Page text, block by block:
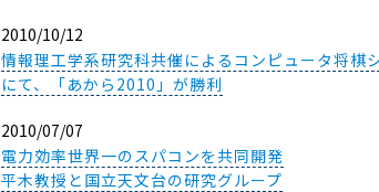
2010/10/12
情報理工学系研究科共催によるコンピュータ将
にて、「あから2010」が勝利
2010/07/07
電力効率世界一のスパコンを共同開発
平木教授と国立天文台の研究グループ